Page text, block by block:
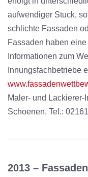
aufwendiger Stuck,
schlichte Fassaden
Fassaden haben
Informationen zum
Innungsfachbetriebe
Maler- und
Schoenen, Tel.:
2013 –